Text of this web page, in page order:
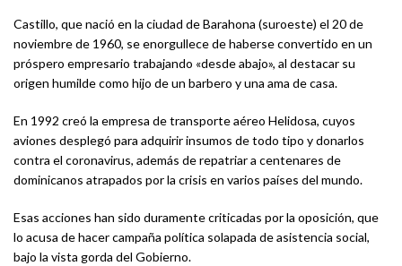
Castillo, que nació en la ciudad de Barahona (suroeste) el 20 de
noviembre de 1960, se enorgullece de haberse convertido en un
próspero empresario trabajando «desde abajo», al destacar su
origen humilde como hijo de un barbero y una ama de casa.
En 1992 creó la empresa de transporte aéreo Helidosa, cuyos
aviones desplegó para adquirir insumos de todo tipo y donarlos
contra el coronavirus, además de repatriar a centenares de
dominicanos atrapados por la crisis en varios países del mundo.
Esas acciones han sido duramente criticadas por la oposición, que
lo acusa de hacer campaña política solapada de asistencia social,
bajo la vista gorda del Gobierno.